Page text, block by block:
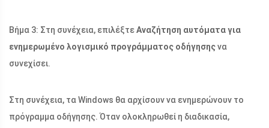
Βήμα 3: Στη συνέχεια, επιλέξτεΑναζήτηση αυτόματα για
ενημερωμένο λογισμικό προγράμματος οδήγησηςνα
συνεχίσει.
Στη συνέχεια, τα Windows θα αρχίσουν να ενημερώνουν το
πρόγραμμα οδήγησης. Όταν ολοκληρωθεί η διαδικασία,